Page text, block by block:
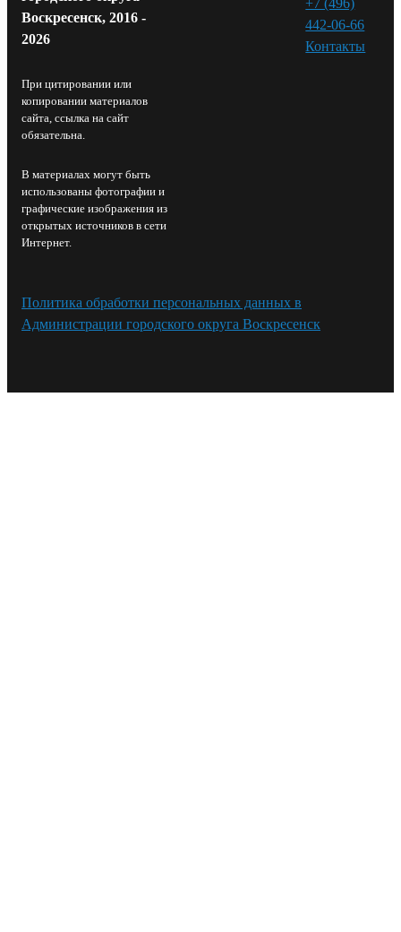
Воскресенск, 2016 -
2026
При цитировании или
копировании материалов
сайта, ссылка на сайт
обязательна.
В материалах могут быть
использованы фотографии и
графические изображения из
открытых источников в сети
Интернет.
442-06-66
Контакты⁠
Политика обработки персональных данных в
Администрации городского округа Воскресенск